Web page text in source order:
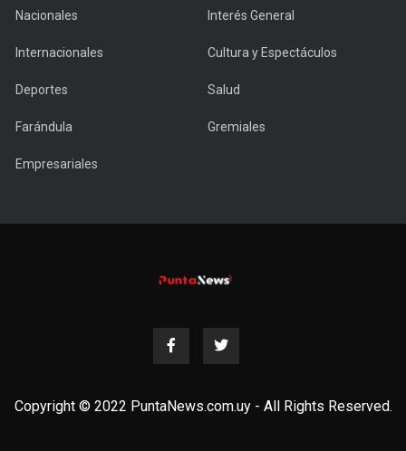
Nacionales Interés General
Internacionales Cultura y Espectáculos
Deportes Salud
Farándula Gremiales
Empresariales
Copyright © 2022 PuntaNews.com.uy - All Rights Reserved.